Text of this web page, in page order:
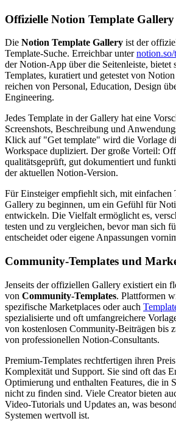
Offizielle Notion Template Gallery
Die Notion Template Gallery ist der
Template-Suche. Erreichbar unternotion.so/
der Notion-App über die Seitenleiste, bietet
Templates, kuratiert und getestet von
reichen von Personal, Education, Design
Engineering.
Jedes Template in der Gallery hat eine
Screenshots, Beschreibung und
Klick auf "Get template" wird die Vorlage
Workspace dupliziert. Der große Vorteil:
qualitätsgeprüft, gut dokumentiert und
der aktuellen Notion-Version.
Für Einsteiger empfiehlt sich, mit einfachen
Gallery zu beginnen, um ein Gefühl für
entwickeln. Die Vielfalt ermöglicht es,
testen und zu vergleichen, bevor man sich
entscheidet oder eigene Anpassungen
Community-Templates und
Jenseits der offiziellen Gallery existiert ein
von Community-Templates. Plattformen
spezifische Marketplaces oder auch
spezialisierte und oft umfangreichere
von kostenlosen Community-Beiträgen bis
von professionellen Notion-Consultants.
Premium-Templates rechtfertigen ihren
Komplexität und Support. Sie sind oft das
Optimierung und enthalten Features, die in
nicht zu finden sind. Viele Creator bieten
Video-Tutorials und Updates an, was
Systemen wertvoll ist.